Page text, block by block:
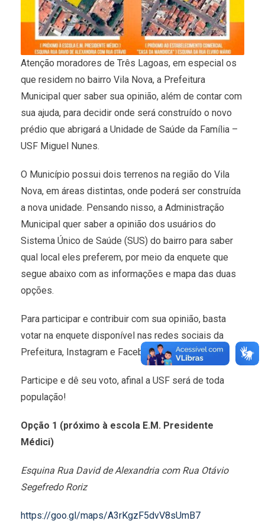
Atenção moradores de Três Lagoas, em especial os
que residem no bairro Vila Nova, a Prefeitura
Municipal quer saber sua opinião, além de contar com
sua ajuda, para decidir onde será construído o novo
prédio que abrigará a Unidade de Saúde da Família –
USF Miguel Nunes.
O Município possui dois terrenos na região do Vila
Nova, em áreas distintas, onde poderá ser construída
a nova unidade. Pensando nisso, a Administração
Municipal quer saber a opinião dos usuários do
Sistema Único de Saúde (SUS) do bairro para saber
qual local eles preferem, por meio da enquete que
segue abaixo com as informações e mapa das duas
opções.
Para participar e contribuir com sua opinião, basta
votar na enquete disponível nas redes sociais da
Prefeitura, Instagram e Facebook.
Participe e dê seu voto, afinal a USF será de toda
população!
Opção 1 (próximo à escola E.M. Presidente
Médici)
Esquina Rua David de Alexandria com Rua Otávio
Segefredo Roriz
https://goo.gl/maps/A3rKgzF5dvV8sUmB7